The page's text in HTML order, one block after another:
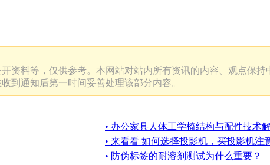
资料等，仅供参考。本网站对站内所有资讯的内容、观点保
到通知后第一时间妥善处理该部分内容。
• 办公家具人体工学椅结构与配件技术
• 来看看 如何选择投影机，买投影机注
• 防伪标签的耐溶剂测试为什么重要？